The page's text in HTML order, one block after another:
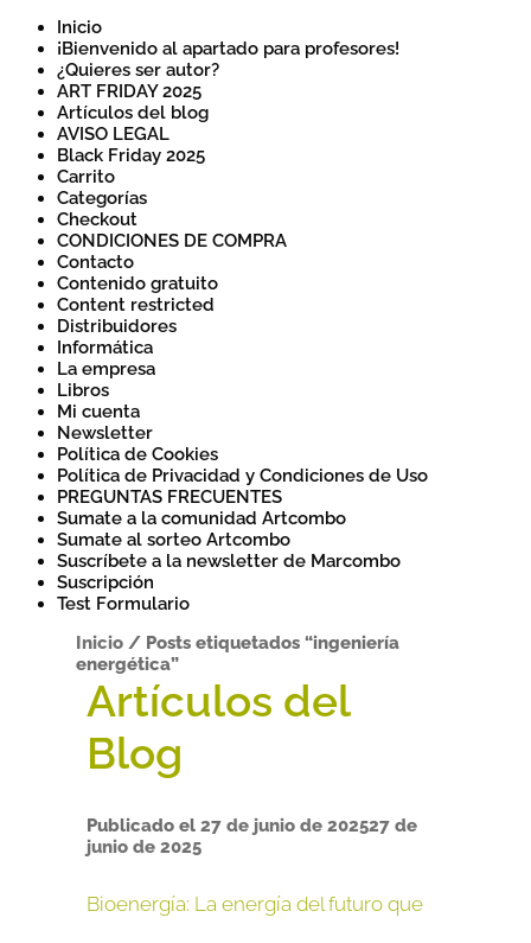
Inicio
¡Bienvenido al apartado para profesores!
¿Quieres ser autor?
ART FRIDAY 2025
Artículos del blog
AVISO LEGAL
Black Friday 2025
Carrito
Categorías
Checkout
CONDICIONES DE COMPRA
Contacto
Contenido gratuito
Content restricted
Distribuidores
Informática
La empresa
Libros
Mi cuenta
Newsletter
Política de Cookies
Política de Privacidad y Condiciones de Uso
PREGUNTAS FRECUENTES
Sumate a la comunidad Artcombo
Sumate al sorteo Artcombo
Suscríbete a la newsletter de Marcombo
Suscripción
Test Formulario
Inicio / Posts etiquetados “ingeniería
energética”
Publicado el 27 de junio de 202527 de
junio de 2025
Bioenergía: La energía del futuro que